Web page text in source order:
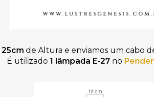
25cm de Altura e enviamos um cabo
É utilizado 1 lâmpada E-27no